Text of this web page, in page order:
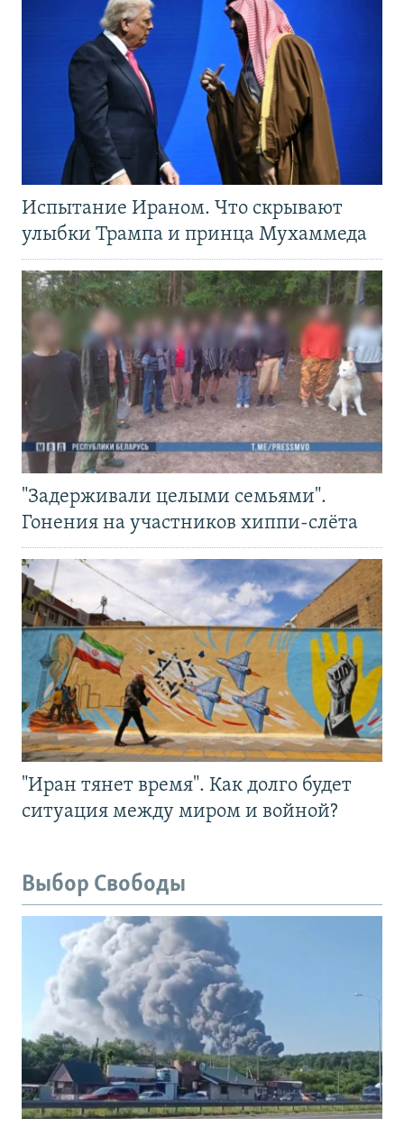
Испытание Ираном. Что скрывают
улыбки Трампа и принца Мухаммеда
"Задерживали целыми семьями".
Гонения на участников хиппи-слёта
"Иран тянет время". Как долго будет
ситуация между миром и войной?
Выбор Свободы